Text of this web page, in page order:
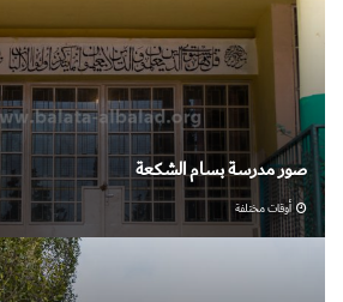
صور مدرسة بسام الشكعة
أوقات مختلفة